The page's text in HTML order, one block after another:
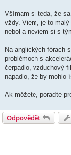
Všímam si teda, že
vždy. Viem, je to
nebol a neviem si s
Na anglických fórach
problémoch s
čerpadlo, vzduchový
napadlo, že by mohlo
Ak môžete, poraďte
Odpovědět